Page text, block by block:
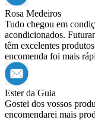
Rosa Medeiros
Tudo chegou em
acondicionados.
têm excelentes
encomenda foi mais
Ester da Guia
Gostei dos vossos
encomendarei mais